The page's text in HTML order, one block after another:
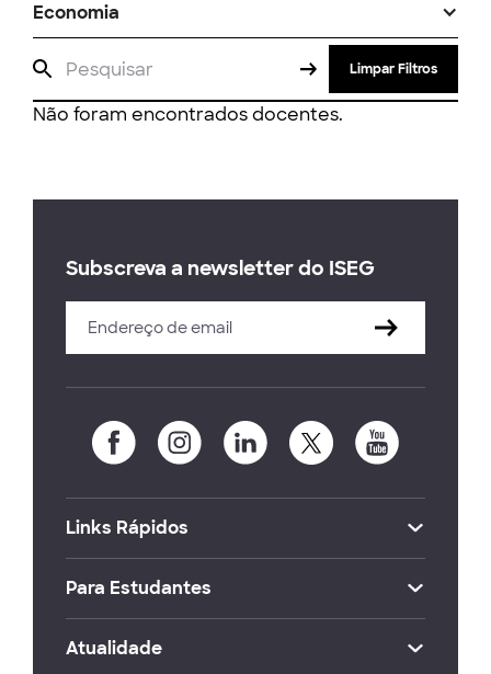
Economia
Limpar Filtros
Não foram encontrados docentes.
Subscreva a newsletter do ISEG
Links Rápidos
Para Estudantes
Atualidade